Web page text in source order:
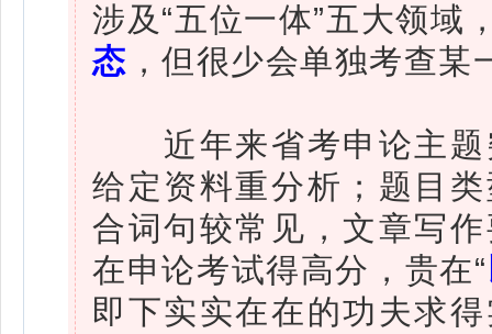
涉及“五位一体”五大领域
态 ，但很少会单独考查某
近年来省考申论主题
给定资料重分析；题目
合词句较常见，文章写
在申论考试得高分，贵在“
即下实实在在的功夫求